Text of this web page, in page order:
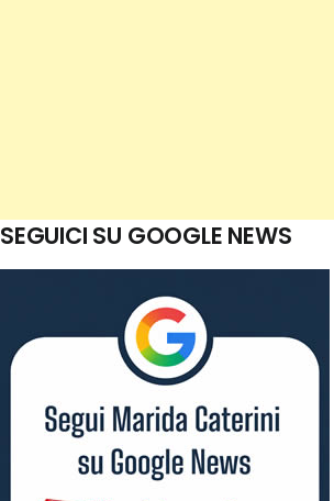
SEGUICI SU GOOGLE NEWS